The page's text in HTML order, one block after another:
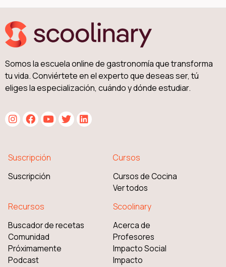
Somos la escuela online de gastronomía que transforma
tu vida. Conviértete en el experto que deseas ser, tú
eliges la especialización, cuándo y dónde estudiar.
Suscripción
Suscripción
Cursos
Cursos de Cocina
Ver todos
Recursos
Buscador de recetas
Comunidad
Próximamente
Podcast
Scoolinary
Acerca de
Profesores
Impacto Social
Impacto